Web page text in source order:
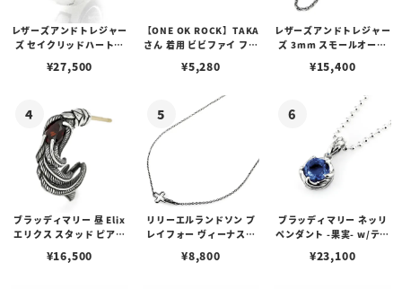
レザーズアンドトレジャー
ズ セイクリッドハートピ
¥27,500
【ONE OK ROCK】TAKA
さん 着用 ビビファイ フー
¥5,280
レザーズアンドトレジャー
ズ 3mm スモールオーバ
ブスタークラスプ＆LTロ
¥15,400
ブラッディマリー 昼 Elix
エリクス スタッド ピアス
¥16,500
リリーエルランドソン プ
レイフォー ヴィーナスチ
¥8,800
ブラッディマリー ネッリ
ペンダント -果実- w/ティ
¥23,100